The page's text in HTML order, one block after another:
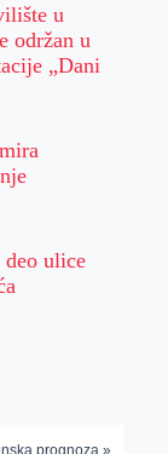
u
održan u
„Dani
deo ulice